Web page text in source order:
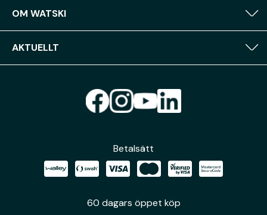
OM WATSKI
AKTUELLT
Betalsätt
60 dagars öppet köp